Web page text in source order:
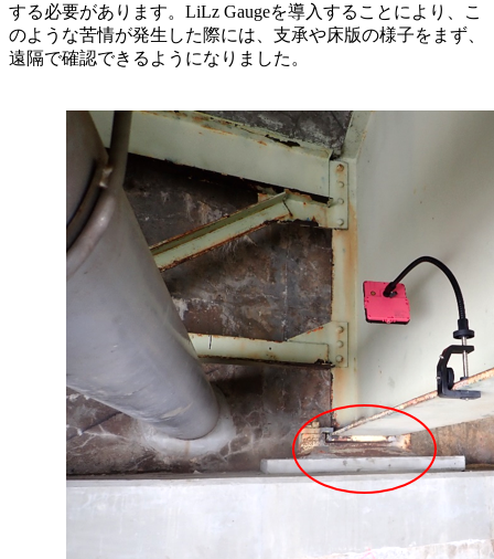
する必要があります。LiLz Gaugeを導入することにより、こ
のような苦情が発生した際には、支承や床版の様子をまず、
遠隔で確認できるようになりました。